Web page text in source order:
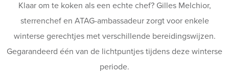
Klaar om te koken als een echte chef? Gilles Melchior,
sterrenchef en ATAG-ambassadeur zorgt voor enkele
winterse gerechtjes met verschillende bereidingswijzen.
Gegarandeerd één van de lichtpuntjes tijdens deze winterse
periode.